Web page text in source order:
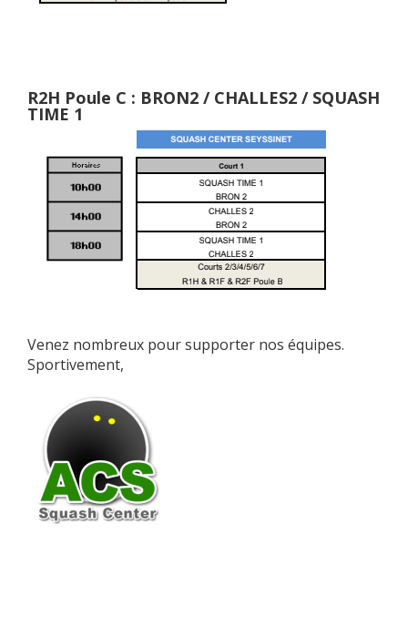
R2H Poule C : BRON2 / CHALLES2 / SQUASH
TIME 1
Venez nombreux pour supporter nos équipes.
Sportivement,